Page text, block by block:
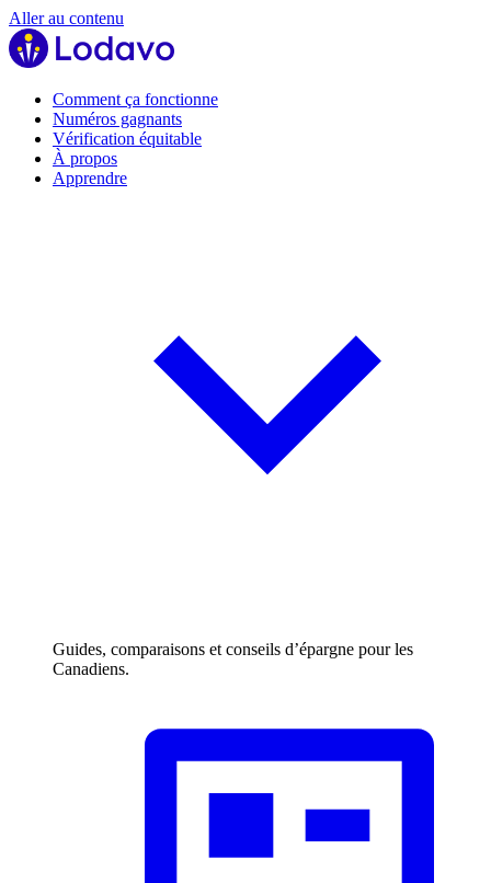
Aller au contenu
Comment ça fonctionne
Numéros gagnants
Vérification équitable
À propos
Apprendre
Guides, comparaisons et conseils d’épargne pour les
Canadiens.